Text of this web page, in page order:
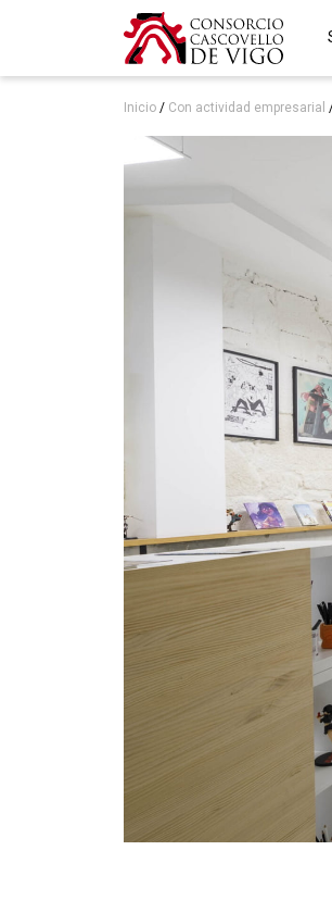
Inicio / Con actividad empresarial